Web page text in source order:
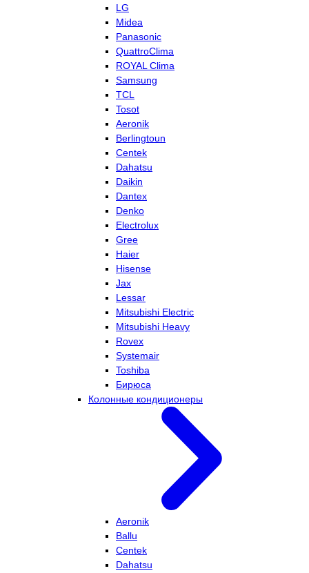
LG
Midea
Panasonic
QuattroClima
ROYAL Clima
Samsung
TCL
Tosot
Aeronik
Berlingtoun
Centek
Dahatsu
Daikin
Dantex
Denko
Electrolux
Gree
Haier
Hisense
Jax
Lessar
Mitsubishi Electric
Mitsubishi Heavy
Rovex
Systemair
Toshiba
Бирюса
Колонные кондиционеры
Aeronik
Ballu
Centek
Dahatsu